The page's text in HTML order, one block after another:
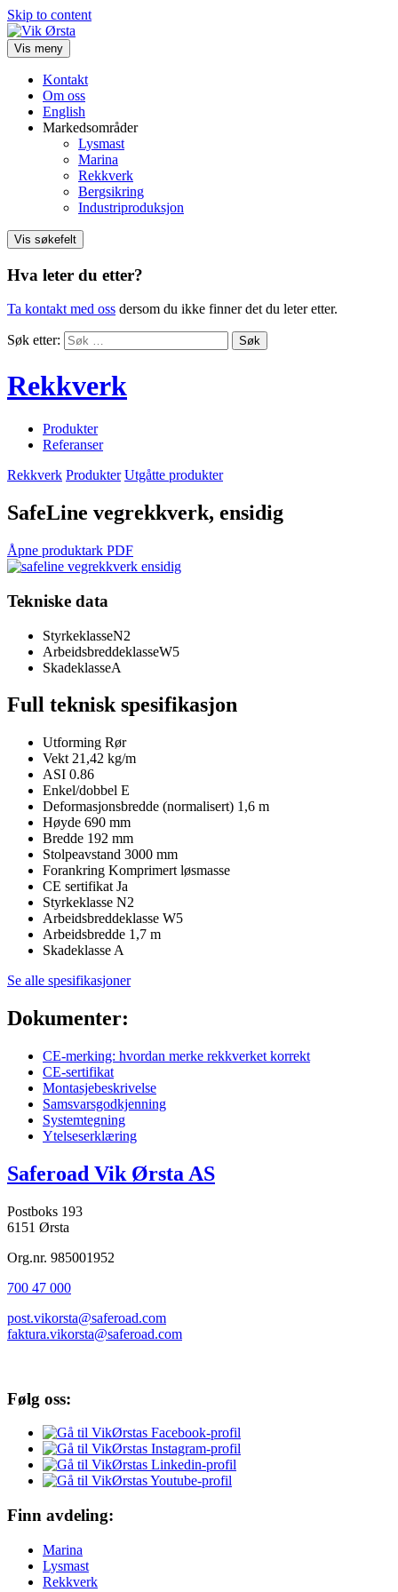
Skip to content
Vis meny
Kontakt
Om oss
English
Markedsområder
Lysmast
Marina
Rekkverk
Bergsikring
Industriproduksjon
Vis søkefelt
Hva leter du etter?
Ta kontakt med oss dersom du ikke finner det du leter etter.
Søk etter:
Rekkverk
Produkter
Referanser
Rekkverk Produkter Utgåtte produkter
SafeLine vegrekkverk, ensidig
Åpne produktark PDF
Tekniske data
StyrkeklasseN2
ArbeidsbreddeklasseW5
SkadeklasseA
Full teknisk spesifikasjon
Utforming Rør
Vekt 21,42 kg/m
ASI 0.86
Enkel/dobbel E
Deformasjonsbredde (normalisert) 1,6 m
Høyde 690 mm
Bredde 192 mm
Stolpeavstand 3000 mm
Forankring Komprimert løsmasse
CE sertifikat Ja
Styrkeklasse N2
Arbeidsbreddeklasse W5
Arbeidsbredde 1,7 m
Skadeklasse A
Se alle spesifikasjoner
Dokumenter:
CE-merking: hvordan merke rekkverket korrekt
CE-sertifikat
Montasjebeskrivelse
Samsvarsgodkjenning
Systemtegning
Ytelseserklæring
Saferoad Vik Ørsta AS
Postboks 193
6151 Ørsta
Org.nr. 985001952
700 47 000
post.vikorsta@saferoad.com
faktura.vikorsta@saferoad.com
Følg oss:
Finn avdeling:
Marina
Lysmast
Rekkverk